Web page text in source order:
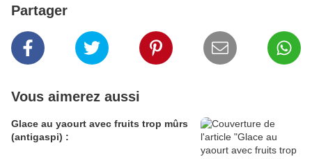
Partager
Vous aimerez aussi
Glace au yaourt avec fruits trop mûrs
(antigaspi) :